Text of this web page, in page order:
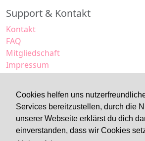
Cookies helfen uns
Services bereitzustellen, durch die
unserer Webseite erklärst du dich
einverstanden, dass wir Cookies
Support & Kontakt
Kontakt
FAQ
Mitgliedschaft
Impressum
Datenschutz